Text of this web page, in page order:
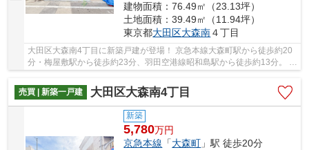
建物面積：76.49㎡（23.13坪）
土地面積：39.49㎡（11.94坪）
東京都大田区大森南４丁目
大田区大森南4丁目に新築戸建が登場！ 京急本線大森町駅から徒歩約20
分・梅屋敷駅から徒歩約23分、羽田空港線昭和島駅から徒歩約13分。 2
売買 | 新築一戸建
大田区大森南4丁目
新築
5,780万円
京急本線 「大森町 」駅 徒歩20分